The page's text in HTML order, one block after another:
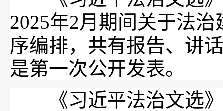
2025年2月期间关于法
序编排，共有报告、讲
是第一次公开发表。
《习近平法治文选》